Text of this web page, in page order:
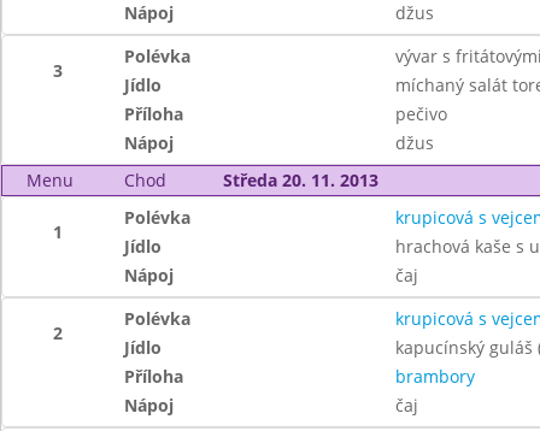
Nápoj
džus
3
Polévka
vývar s
Jídlo
míchaný salát
Příloha
pečivo
Nápoj
džus
Menu
Chod Středa 20. 11. 2013
1
Polévka
krupicová s
Jídlo
hrachová kaše s
Nápoj
čaj
2
Polévka
krupicová s
Jídlo
kapucínský guláš
Příloha
brambory
Nápoj
čaj